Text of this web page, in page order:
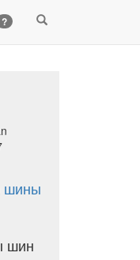
?
шины
шин